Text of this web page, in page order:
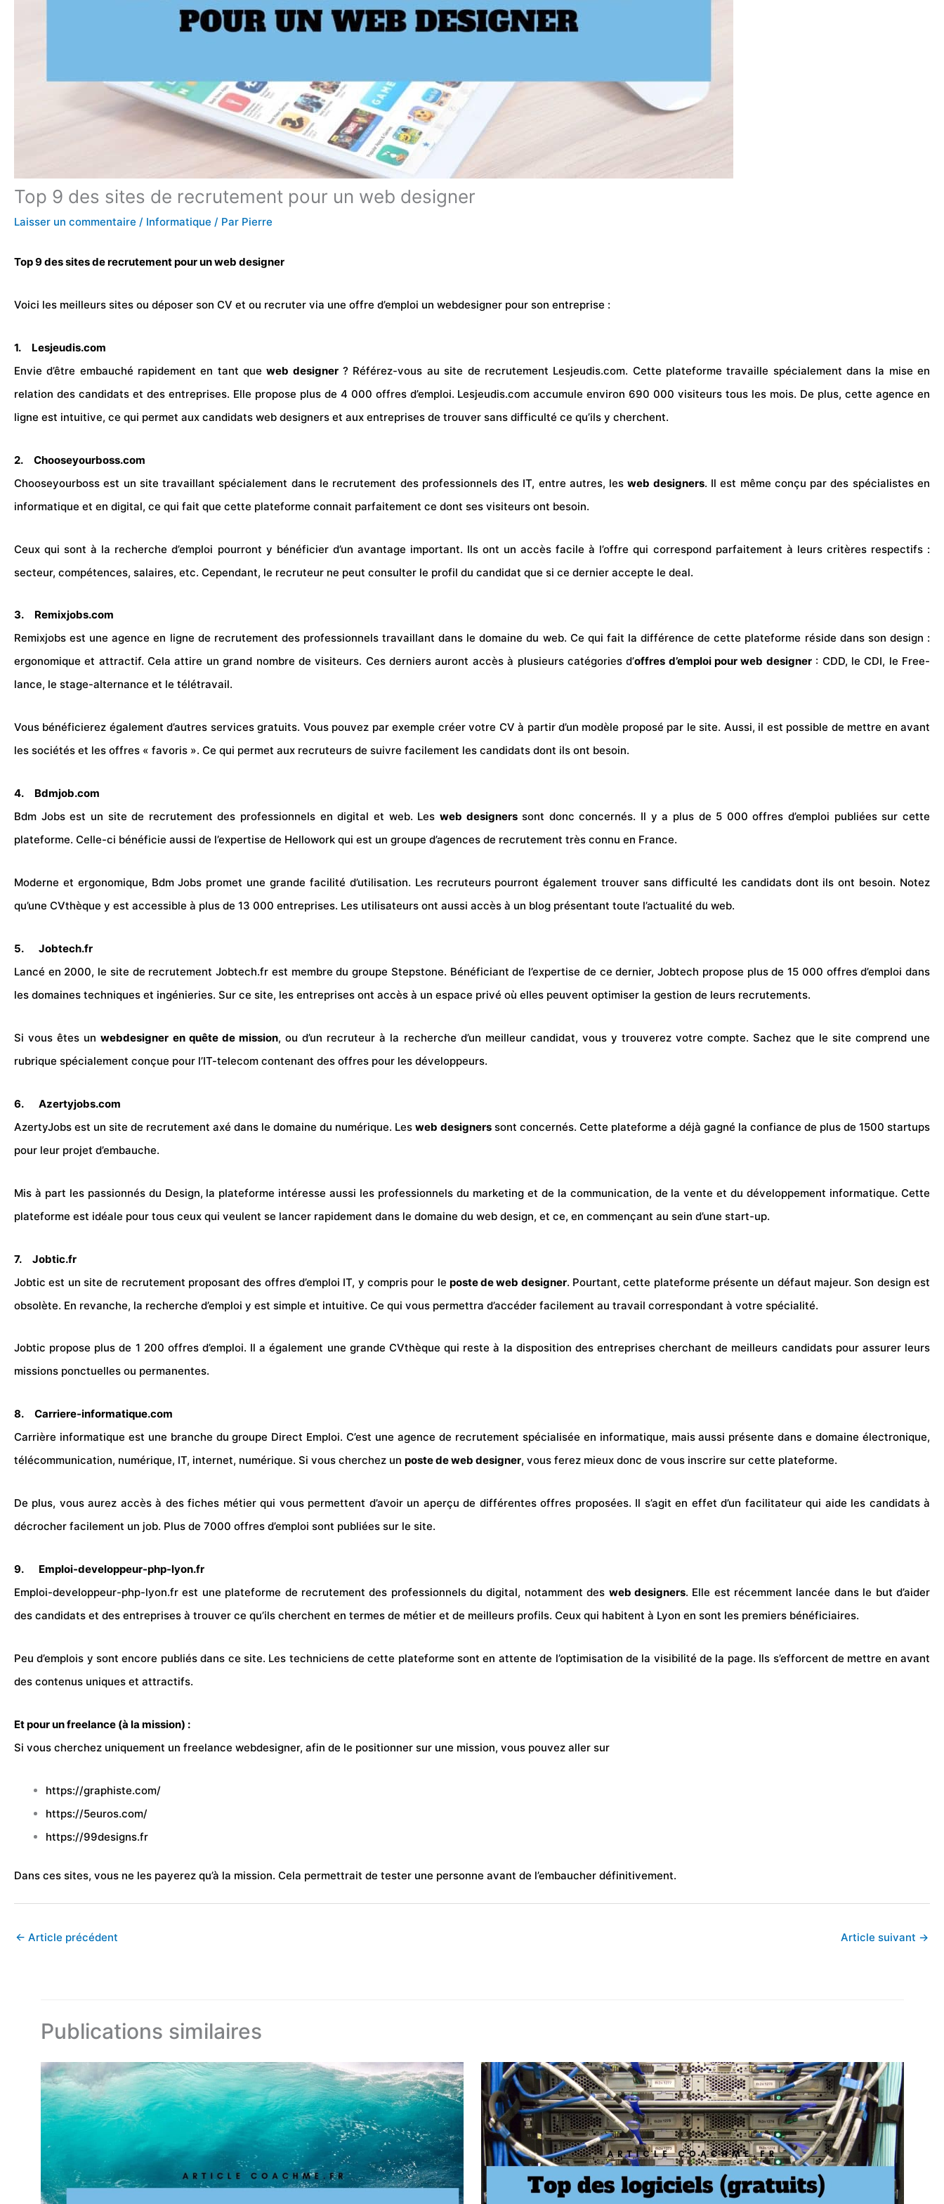
Top 9 des sites de recrutement pour un web designer
Laisser un commentaire / Informatique / Par Pierre
Top 9 des sites de recrutement pour un web designer
Voici les meilleurs sites ou déposer son CV et ou recruter via une offre d’emploi un webdesigner pour son entreprise :
1. Lesjeudis.com
Envie d’être embauché rapidement en tant queweb designer? Référez-vous au site de recrutement Lesjeudis.com. Cette plateforme travaille spécialement dans la mise en
relation des candidats et des entreprises. Elle propose plus de 4 000 offres d’emploi. Lesjeudis.com accumule environ 690 000 visiteurs tous les mois. De plus, cette agence en
ligne est intuitive, ce qui permet aux candidats web designers et aux entreprises de trouver sans difficulté ce qu’ils y cherchent.
2. Chooseyourboss.com
Chooseyourboss est un site travaillant spécialement dans le recrutement des professionnels des IT, entre autres, lesweb designers. Il est même conçu par des spécialistes en
informatique et en digital, ce qui fait que cette plateforme connait parfaitement ce dont ses visiteurs ont besoin.
Ceux qui sont à la recherche d’emploi pourront y bénéficier d’un avantage important. Ils ont un accès facile à l’offre qui correspond parfaitement à leurs critères respectifs :
secteur, compétences, salaires, etc. Cependant, le recruteur ne peut consulter le profil du candidat que si ce dernier accepte le deal.
3. Remixjobs.com
Remixjobs est une agence en ligne de recrutement des professionnels travaillant dans le domaine du web. Ce qui fait la différence de cette plateforme réside dans son design :
ergonomique et attractif. Cela attire un grand nombre de visiteurs. Ces derniers auront accès à plusieurs catégories d’offres d’emploi pour web designer: CDD, leCDI, le Free-
lance, le stage-alternance et le télétravail.
Vous bénéficierez également d’autres services gratuits. Vous pouvez par exemple créer votre CV à partir d’un modèle proposé par le site. Aussi, il est possible de mettre en avant
les sociétés et les offres « favoris ». Ce qui permet aux recruteurs de suivre facilement les candidats dont ils ont besoin.
4. Bdmjob.com
Bdm Jobs est un site de recrutement des professionnels en digital et web. Les web designerssont donc concernés. Il y a plus de 5 000 offres d’emploi publiées sur cette
plateforme. Celle-ci bénéficie aussi de l’expertise de Hellowork qui est un groupe d’agences de recrutement très connu en France.
Moderne et ergonomique, Bdm Jobs promet une grande facilité d’utilisation. Les recruteurs pourront également trouver sans difficulté les candidats dont ils ont besoin. Notez
qu’une CVthèque y est accessible à plus de 13 000 entreprises. Les utilisateurs ont aussi accès à un blog présentant toute l’actualité du web.
5. Jobtech.fr
Lancé en 2000, le site de recrutement Jobtech.fr est membre du groupe Stepstone. Bénéficiant de l’expertise de ce dernier, Jobtech propose plus de 15 000 offres d’emploi dans
les domaines techniques et ingénieries. Sur ce site, les entreprises ont accès à un espace privé où elles peuvent optimiser la gestion de leurs recrutements.
Si vous êtes unwebdesigner en quête de mission, ou d’un recruteur à la recherche d’un meilleur candidat, vous y trouverez votre compte. Sachez que le site comprend une
rubrique spécialement conçue pour l’IT-telecom contenant des offres pour les développeurs.
6. Azertyjobs.com
AzertyJobs est un site de recrutement axé dans le domaine du numérique. Lesweb designerssont concernés. Cette plateforme a déjà gagné la confiance de plus de 1500 startups
pour leur projet d’embauche.
Mis à part les passionnés du Design, la plateforme intéresse aussi les professionnels du marketing et de la communication, de la vente et du développement informatique. Cette
plateforme est idéale pour tous ceux qui veulent se lancer rapidement dans le domaine du web design, et ce, en commençant au sein d’une start-up.
7. Jobtic.fr
Jobtic est un site de recrutement proposant des offres d’emploi IT, y compris pour le poste de web designer. Pourtant, cette plateforme présente un défaut majeur. Son design est
obsolète. En revanche, la recherche d’emploi y est simple et intuitive. Ce qui vous permettra d’accéder facilement au travail correspondant à votre spécialité.
Jobtic propose plus de 1 200 offres d’emploi. Il a également une grande CVthèque qui reste à la disposition des entreprises cherchant de meilleurs candidats pour assurer leurs
missions ponctuelles ou permanentes.
8. Carriere-informatique.com
Carrière informatique est une branche du groupe Direct Emploi. C’est une agence de recrutement spécialisée en informatique, mais aussi présente dans e domaine électronique,
télécommunication, numérique, IT, internet, numérique. Si vous cherchez un poste de web designer, vous ferez mieux donc de vous inscrire sur cette plateforme.
De plus, vous aurez accès à des fiches métier qui vous permettent d’avoir un aperçu de différentes offres proposées. Il s’agit en effet d’un facilitateur qui aide les candidats à
décrocher facilement un job. Plus de 7000 offres d’emploi sont publiées sur le site.
9. Emploi-developpeur-php-lyon.fr
Emploi-developpeur-php-lyon.fr est une plateforme de recrutement des professionnels du digital, notamment des web designers. Elle est récemment lancée dans le but d’aider
des candidats et des entreprises à trouver ce qu’ils cherchent en termes de métier et de meilleurs profils. Ceux qui habitent à Lyon en sont les premiers bénéficiaires.
Peu d’emplois y sont encore publiés dans ce site. Les techniciens de cette plateforme sont en attente de l’optimisation de la visibilité de la page. Ils s’efforcent de mettre en avant
des contenus uniques et attractifs.
Et pour un freelance (à la mission) :
Si vous cherchez uniquement un freelance webdesigner, afin de le positionner sur une mission, vous pouvez aller sur
https://graphiste.com/
https://5euros.com/
https://99designs.fr
Dans ces sites, vous ne les payerez qu’à la mission. Cela permettrait de tester une personne avant de l’embaucher définitivement.
← Article précédent Article suivant →
Publications similaires